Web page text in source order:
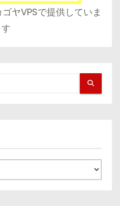
ヤVPSで提供していま
す